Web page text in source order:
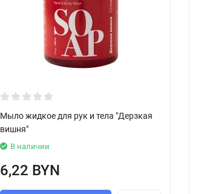
Мыло жидкое для рук и тела "Дерзкая
вишня"
В наличии
6,22 BYN